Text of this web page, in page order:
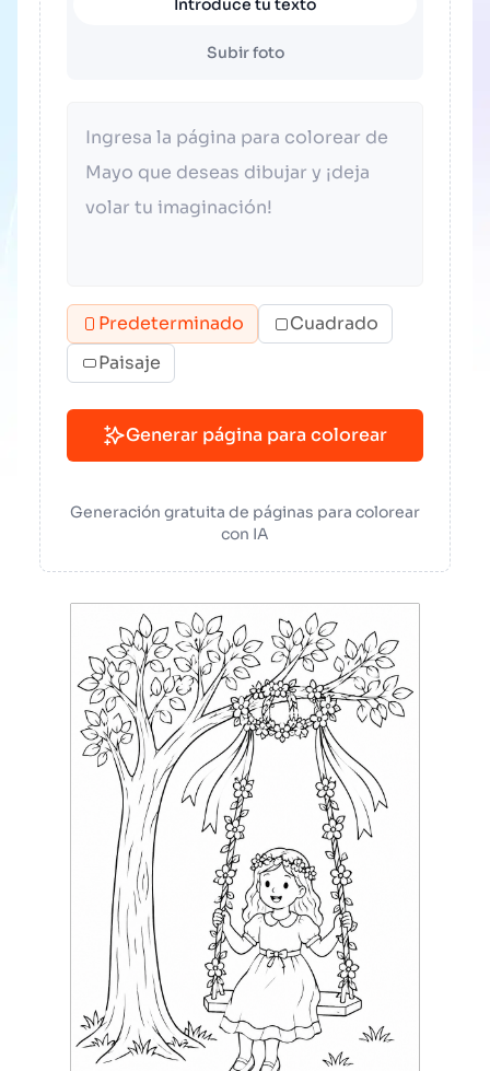
Introduce tu texto
Subir foto
Predeterminado
Cuadrado
Paisaje
Generar página para colorear
Generación gratuita de páginas para colorear
con IA